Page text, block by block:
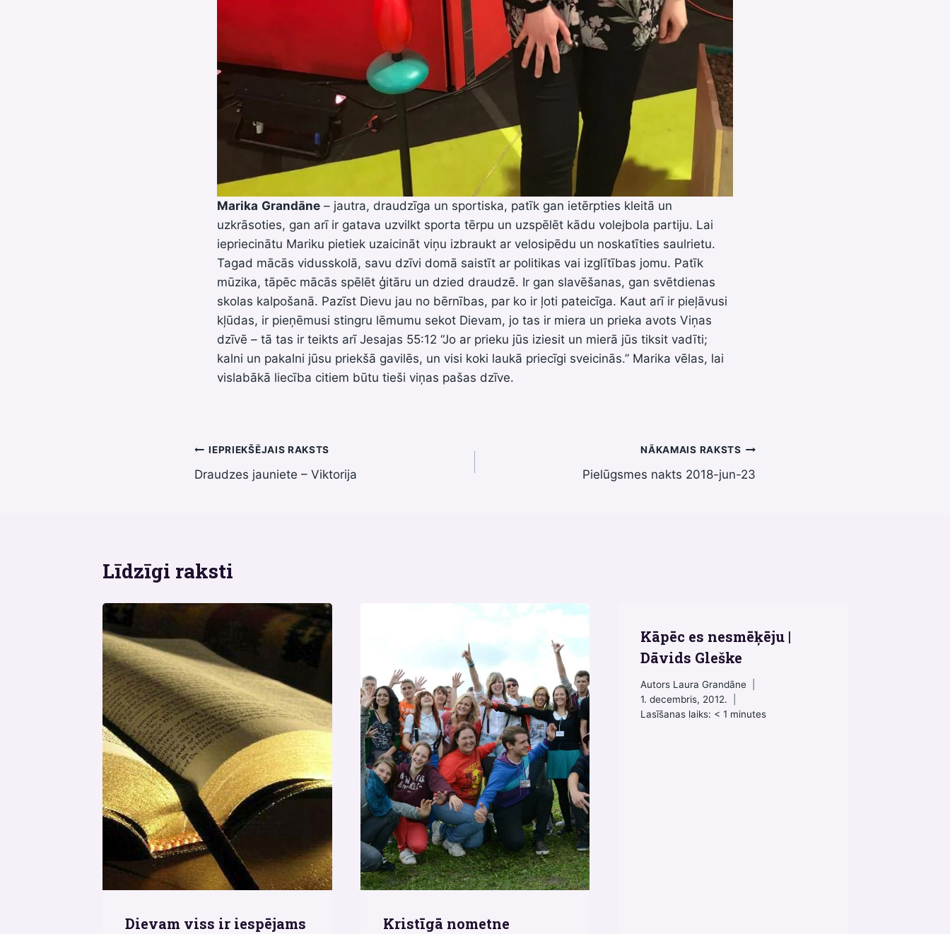
Marika Grandāne – jautra, draudzīga un sportiska, patīk gan ietērpties kleitā un
uzkrāsoties, gan arī ir gatava uzvilkt sporta tērpu un uzspēlēt kādu volejbola partiju. Lai
iepriecinātu Mariku pietiek uzaicināt viņu izbraukt ar velosipēdu un noskatīties saulrietu.
Tagad mācās vidusskolā, savu dzīvi domā saistīt ar politikas vai izglītības jomu. Patīk
mūzika, tāpēc mācās spēlēt ģitāru un dzied draudzē. Ir gan slavēšanas, gan svētdienas
skolas kalpošanā. Pazīst Dievu jau no bērnības, par ko ir ļoti pateicīga. Kaut arī ir pieļāvusi
kļūdas, ir pieņēmusi stingru lēmumu sekot Dievam, jo tas ir miera un prieka avots Viņas
dzīvē – tā tas ir teikts arī Jesajas 55:12 “Jo ar prieku jūs iziesit un mierā jūs tiksit vadīti;
kalni un pakalni jūsu priekšā gavilēs, un visi koki laukā priecīgi sveicinās.” Marika vēlas, lai
vislabākā liecība citiem būtu tieši viņas pašas dzīve.
Ziņu
izvēlne
IEPRIEKŠĒJAIS RAKSTS
Draudzes jauniete – Viktorija
NĀKAMAIS RAKSTS
Pielūgsmes nakts 2018-jun-23
Līdzīgi raksti
Dievam viss ir iespējams
Kristīgā nometne
Kāpēc es nesmēķēju |
Dāvids Gleške
Autors Laura Grandāne
1. decembris, 2012.
Lasīšanas laiks: < 1 minutes